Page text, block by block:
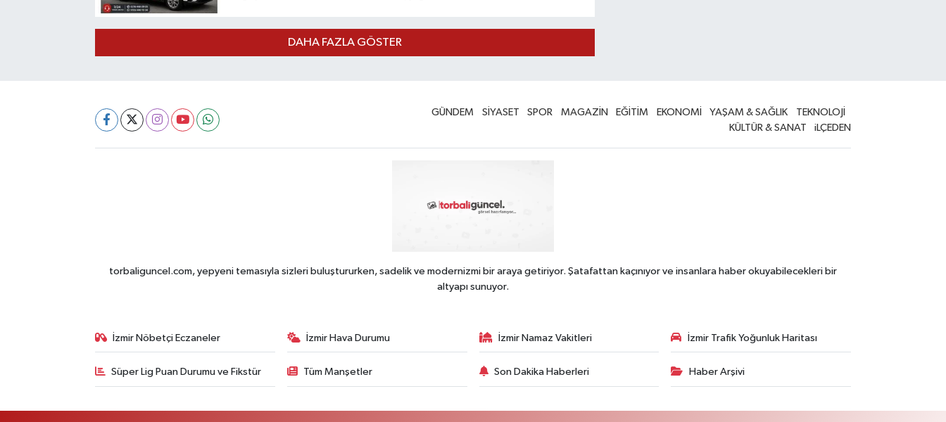
DAHA FAZLA GÖSTER
GÜNDEM SİYASET SPOR MAGAZİN EĞİTİM EKONOMİ YAŞAM & SAĞLIK
TEKNOLOJİ
KÜLTÜR & SANAT
iLÇEDEN
torbaliguncel.com, yepyeni temasıyla sizleri buluştururken, sadelik ve modernizmi bir araya getiriyor. Şatafattan kaçınıyor ve insanlara haber okuyabilecekleri bir
altyapı sunuyor.
İzmir Nöbetçi Eczaneler İzmir Hava Durumu İzmir Namaz Vakitleri İzmir Trafik Yoğunluk Haritası
Süper Lig Puan Durumu ve Fikstür Tüm Manşetler Son Dakika Haberleri Haber Arşivi